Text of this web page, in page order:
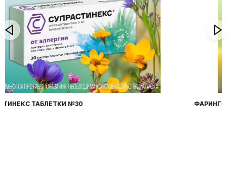
ФАРИНГОСЕПТ ТАБЛЕТКИ №20